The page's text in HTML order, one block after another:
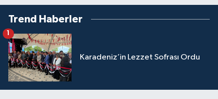
Trend Haberler
Karadeniz’in Lezzet Sofrası Ordu
1